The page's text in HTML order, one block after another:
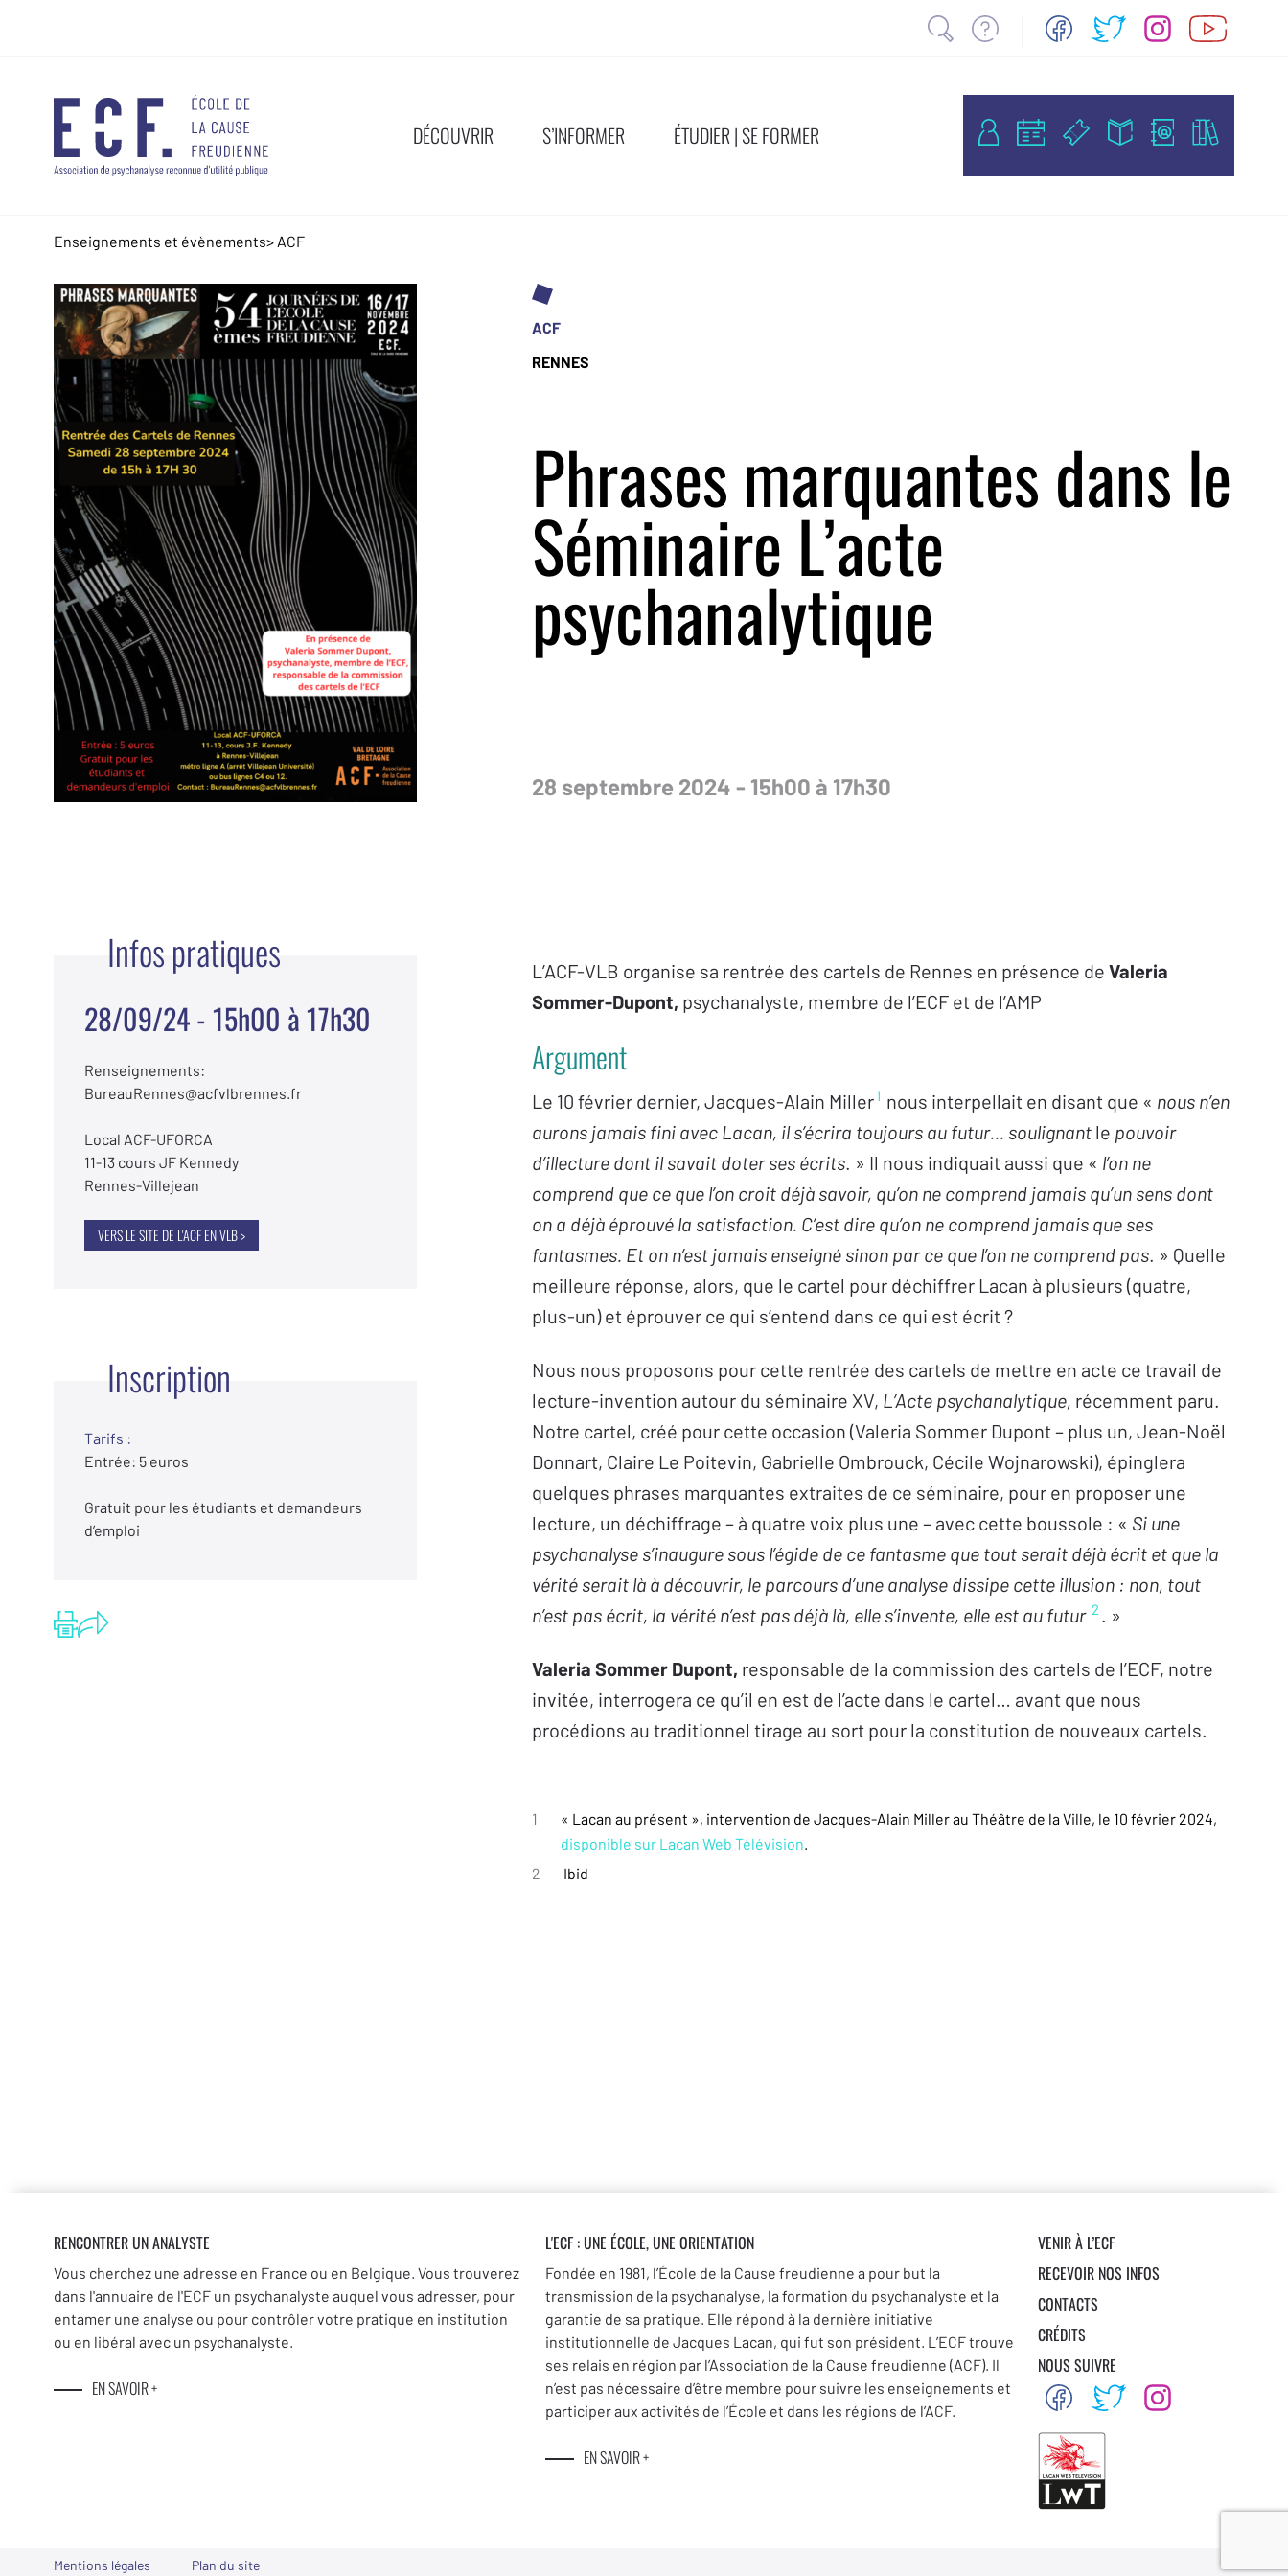
DÉCOUVRIR S’INFORMER ÉTUDIER | SE FORMER
Enseignements et évènements> ACF
ACF
RENNES
Phrases marquantes dans le
Séminaire L’acte
psychanalytique
28 septembre 2024 - 15h00 à 17h30
Infos pratiques
28/09/24 - 15h00 à 17h30
Renseignements:
BureauRennes@acfvlbrennes.fr
Local ACF-UFORCA
11-13 cours JF Kennedy
Rennes-Villejean
VERS LE SITE DE L'ACF EN VLB >
Inscription
Tarifs :
Entrée: 5 euros
Gratuit pour les étudiants et demandeurs
d’emploi
L’ACF-VLB organise sa rentrée des cartels de Rennes en présence de Valeria
Sommer-Dupont, psychanalyste, membre de l’ECF et de l’AMP
Argument
Le 10 février dernier, Jacques-Alain Miller1 nous interpellait en disant que « nous n’en
aurons jamais fini avec Lacan, il s’écrira toujours au futur… soulignantle pouvoir
d’illecture dont il savait doter ses écrits. » Il nous indiquait aussi que « l’on ne
comprend que ce que l’on croit déjà savoir, qu’on ne comprend jamais qu’un sens dont
on a déjà éprouvé la satisfaction. C’est dire qu’on ne comprend jamais que ses
fantasmes. Et on n’est jamais enseigné sinon par ce que l’on ne comprend pas. » Quelle
meilleure réponse, alors, que le cartel pour déchiffrer Lacan à plusieurs (quatre,
plus-un) et éprouver ce qui s’entend dans ce qui est écrit ?
Nous nous proposons pour cette rentrée des cartels de mettre en acte ce travail de
lecture-invention autour du séminaire XV, L’Acte psychanalytique, récemment paru.
Notre cartel, créé pour cette occasion (Valeria Sommer Dupont – plus un, Jean-Noël
Donnart, Claire Le Poitevin, Gabrielle Ombrouck, Cécile Wojnarowski), épinglera
quelques phrases marquantes extraites de ce séminaire, pour en proposer une
lecture, un déchiffrage – à quatre voix plus une – avec cette boussole : « Si une
psychanalyse s’inaugure sous l’égide de ce fantasme que tout serait déjà écrit et que la
vérité serait là à découvrir, le parcours d’une analyse dissipe cette illusion : non, tout
n’est pas écrit, la vérité n’est pas déjà là, elle s’invente, elle est au futur 2 . »
Valeria Sommer Dupont, responsable de la commission des cartels de l’ECF, notre
invitée, interrogera ce qu’il en est de l’acte dans le cartel… avant que nous
procédions au traditionnel tirage au sort pour la constitution de nouveaux cartels.
1
« Lacan au présent », intervention de Jacques-Alain Miller au Théâtre de la Ville, le 10 février 2024,
disponible sur Lacan Web Télévision
2
Ibid
RENCONTRER UN ANALYSTE
Vous cherchez une adresse en France ou en Belgique. Vous trouverez
dans l'annuaire de l'ECF un psychanalyste auquel vous adresser, pour
entamer une analyse ou pour contrôler votre pratique en institution
ou en libéral avec un psychanalyste.
EN SAVOIR +
L'ECF : UNE ÉCOLE, UNE ORIENTATION
Fondée en 1981, l’École de la Cause freudienne a pour but la
transmission de la psychanalyse, la formation du psychanalyste et la
garantie de sa pratique. Elle répond à la dernière initiative
institutionnelle de Jacques Lacan, qui fut son président. L’ECF trouve
ses relais en région par l’Association de la Cause freudienne (ACF). Il
n’est pas nécessaire d’être membre pour suivre les enseignements et
participer aux activités de l’École et dans les régions de l’ACF.
EN SAVOIR +
VENIR À L’ECF
RECEVOIR NOS INFOS
CONTACTS
CRÉDITS
NOUS SUIVRE
Mentions légales Plan du site